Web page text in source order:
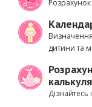
Визначення
дитини та